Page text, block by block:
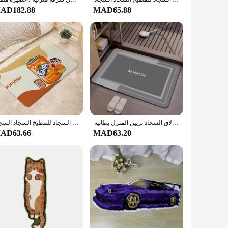
of scenarios. Its modern square pattern and multiple
kitchens, or outdoor spaces, and its lightweight nature
addition to any space where both form and function are
MAD65.88
حمام حصيرة البساط الحمام القدم حصيرة سجادة ضد الإنزلاق الحصير الكلمة الصغيرة سجادة باب تلوين شين تشان مدخل السجاد للمطبخ السجاد السجاد الكرتون المشطورة الطين المطبخ الحمام الكلمة حصيرة دخول باب السجاد الشرفة شرفة الممر عدم الانزلاق السجاد تزيين المنزل بطانية
MAD63.20